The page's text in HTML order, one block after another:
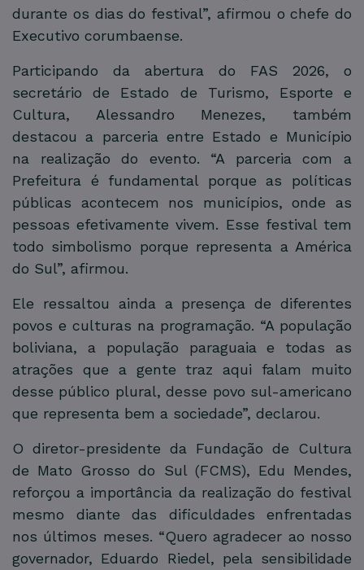
durante os dias do festival”, afirmou o chefe do
Executivo corumbaense.
Participando da abertura do FAS 2026, o
secretário de Estado de Turismo, Esporte e
Cultura, Alessandro Menezes, também
destacou a parceria entre Estado e Município
na realização do evento. “A parceria com a
Prefeitura é fundamental porque as políticas
públicas acontecem nos municípios, onde as
pessoas efetivamente vivem. Esse festival tem
todo simbolismo porque representa a América
do Sul”, afirmou.
Ele ressaltou ainda a presença de diferentes
povos e culturas na programação. “A população
boliviana, a população paraguaia e todas as
atrações que a gente traz aqui falam muito
desse público plural, desse povo sul-americano
que representa bem a sociedade”, declarou.
O diretor-presidente da Fundação de Cultura
de Mato Grosso do Sul (FCMS), Edu Mendes,
reforçou a importância da realização do festival
mesmo diante das dificuldades enfrentadas
nos últimos meses. “Quero agradecer ao nosso
governador, Eduardo Riedel, pela sensibilidade